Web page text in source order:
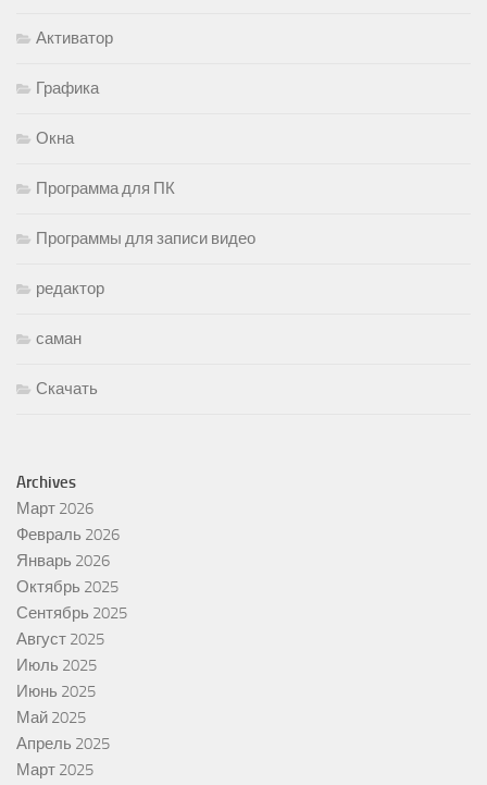
Активатор
Графика
Окна
Программа для ПК
Программы для записи видео
редактор
саман
Скачать
Archives
Март 2026
Февраль 2026
Январь 2026
Октябрь 2025
Сентябрь 2025
Август 2025
Июль 2025
Июнь 2025
Май 2025
Апрель 2025
Март 2025